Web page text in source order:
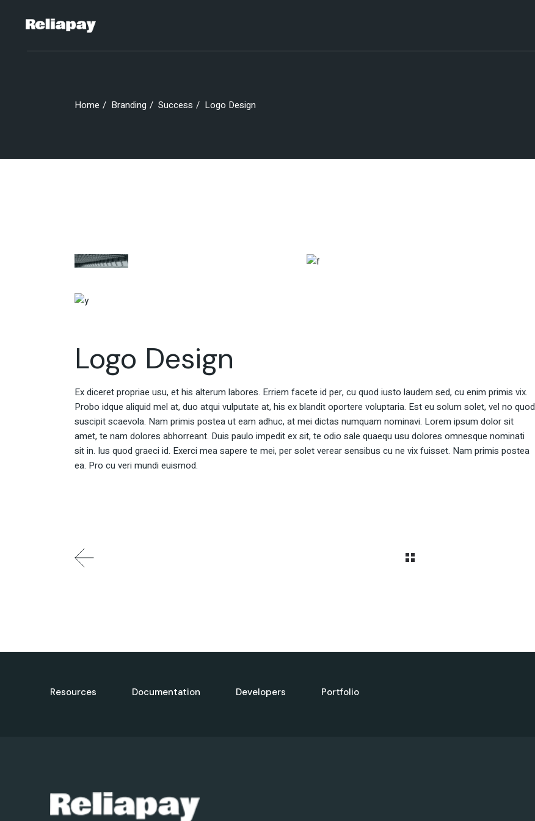
content
Home Branding Success Logo Design
Logo Design
Ex diceret propriae usu, et his alterum labores. Erriem facete id per, cu quod iusto laudem sed, cu enim primis vix.
Probo idque aliquid mel at, duo atqui vulputate at, his ex blandit oportere voluptaria. Est eu solum solet, vel no quod
suscipit scaevola. Nam primis postea ut eam adhuc, at mei dictas numquam nominavi. Lorem ipsum dolor sit
amet, te nam dolores abhorreant. Duis paulo impedit ex sit, te odio sale quaequ usu dolores omnesque nominati
sit in. Ius quod graeci id. Exerci mea sapere te mei, per solet verear sensibus cu ne vix fuisset. Nam primis postea
ea. Pro cu veri mundi euismod.
Resources Documentation Developers Portfolio